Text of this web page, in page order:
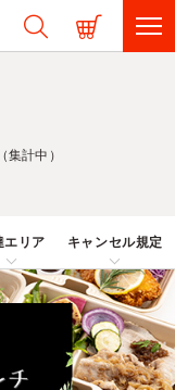
集計中）
エリア キャンセル規定